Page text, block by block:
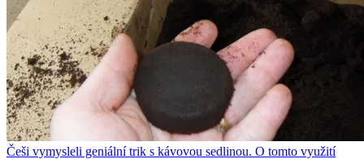
Češi vymysleli geniální trik s kávovou sedlinou. O tomto využití